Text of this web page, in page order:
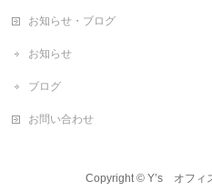
お知らせ・ブログ
お知らせ
ブログ
お問い合わせ
Copyright ©Y’s オフィ